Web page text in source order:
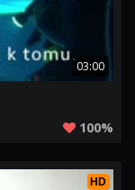
03:00
100%
HD